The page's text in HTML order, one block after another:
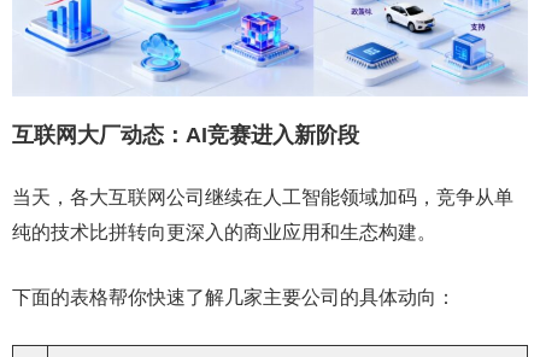
互联网大厂动态：AI竞赛进入新阶段
当天，各大互联网公司继续在人工智能领域加码，竞争从单
纯的技术比拼转向更深入的商业应用和生态构建。
下面的表格帮你快速了解几家主要公司的具体动向：